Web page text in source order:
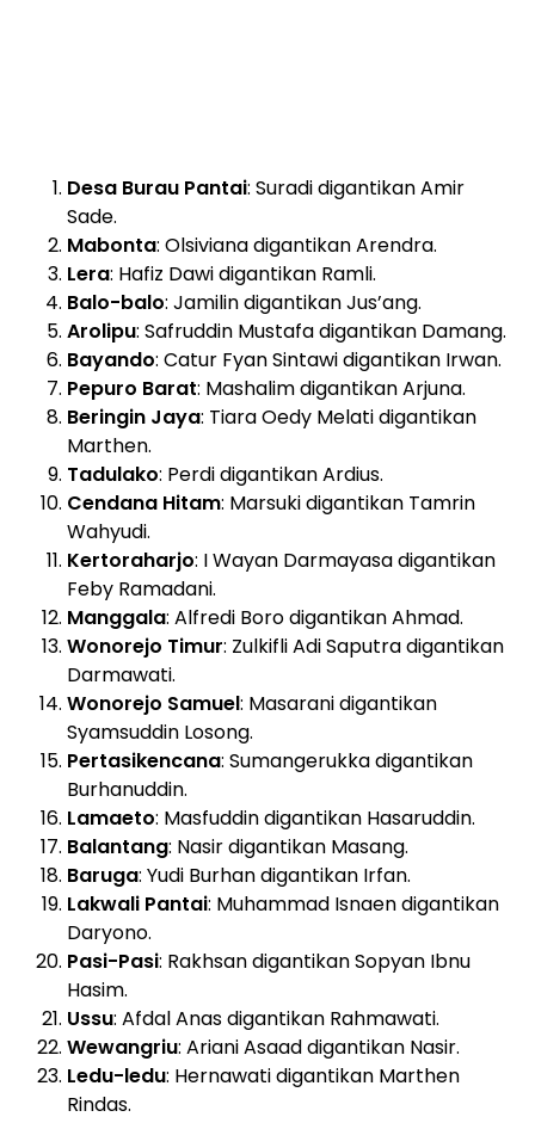
Desa Burau Pantai: Suradi digantikan Amir
Sade.
Mabonta: Olsiviana digantikan Arendra.
Lera: Hafiz Dawi digantikan Ramli.
Balo-balo: Jamilin digantikan Jus’ang.
Arolipu: Safruddin Mustafa digantikan Damang.
Bayando: Catur Fyan Sintawi digantikan Irwan.
Pepuro Barat: Mashalim digantikan Arjuna.
Beringin Jaya: Tiara Oedy Melati digantikan
Marthen.
Tadulako: Perdi digantikan Ardius.
Cendana Hitam: Marsuki digantikan Tamrin
Wahyudi.
Kertoraharjo: I Wayan Darmayasa digantikan
Feby Ramadani.
Manggala: Alfredi Boro digantikan Ahmad.
Wonorejo Timur: Zulkifli Adi Saputra digantikan
Darmawati.
Wonorejo Samuel: Masarani digantikan
Syamsuddin Losong.
Pertasikencana: Sumangerukka digantikan
Burhanuddin.
Lamaeto: Masfuddin digantikan Hasaruddin.
Balantang: Nasir digantikan Masang.
Baruga: Yudi Burhan digantikan Irfan.
Lakwali Pantai: Muhammad Isnaen digantikan
Daryono.
Pasi-Pasi: Rakhsan digantikan Sopyan Ibnu
Hasim.
Ussu: Afdal Anas digantikan Rahmawati.
Wewangriu: Ariani Asaad digantikan Nasir.
Ledu-ledu: Hernawati digantikan Marthen
Rindas.